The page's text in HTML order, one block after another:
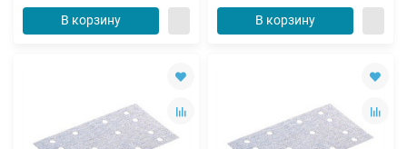
В корзину В корзину